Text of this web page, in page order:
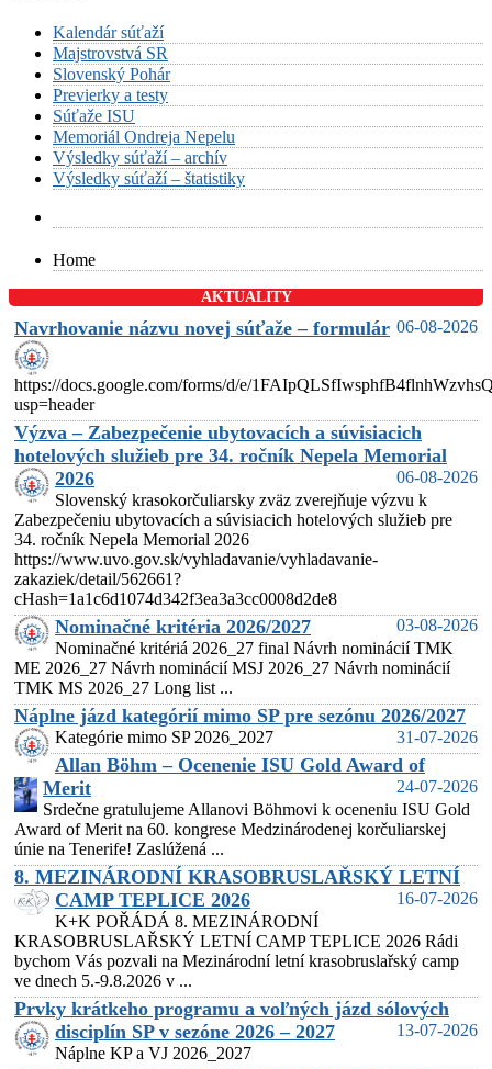
Kalendár súťaží
Majstrovstvá SR
Slovenský Pohár
Previerky a testy
Súťaže ISU
Memoriál Ondreja Nepelu
Výsledky súťaží – archív
Výsledky súťaží – štatistiky
Home
AKTUALITY
Navrhovanie názvu novej súťaže – formulár 06-08-2026
https://docs.google.com/forms/d/e/
usp=header
Výzva – Zabezpečenie ubytovacích a súvisiacich
hotelových služieb pre 34. ročník Nepela Memorial
2026
06-08-2026
Slovenský krasokorčuliarsky zväz zverejňuje výzvu k
Zabezpečeniu ubytovacích a súvisiacich hotelových služieb pre
34. ročník Nepela Memorial 2026
https://www.uvo.gov.sk/vyhladavanie/vyhladavanie-
zakaziek/detail/562661?
cHash=1a1c6d1074d342f3ea3a3cc0008d2de8
Nominačné kritéria 2026/2027
03-08-2026
Nominačné kritériá 2026_27 final Návrh nominácií TMK
ME 2026_27 Návrh nominácií MSJ 2026_27 Návrh nominácií
TMK MS 2026_27 Long list ...
Náplne jázd kategórií mimo SP pre sezónu 2026/2027
31-07-2026
Kategórie mimo SP 2026_2027
Allan Böhm – Ocenenie ISU Gold Award of
Merit
24-07-2026
Srdečne gratulujeme Allanovi Böhmovi k oceneniu ISU Gold
Award of Merit na 60. kongrese Medzinárodenej korčuliarskej
únie na Tenerife! Zaslúžená ...
8. MEZINÁRODNÍ KRASOBRUSLAŘSKÝ LETNÍ
CAMP TEPLICE 2026
16-07-2026
K+K POŘÁDÁ 8. MEZINÁRODNÍ
KRASOBRUSLAŘSKÝ LETNÍ CAMP TEPLICE 2026 Rádi
bychom Vás pozvali na Mezinárodní letní krasobruslařský camp
ve dnech 5.-9.8.2026 v ...
Prvky krátkeho programu a voľných jázd sólových
disciplín SP v sezóne 2026 – 2027
13-07-2026
Náplne KP a VJ 2026_2027